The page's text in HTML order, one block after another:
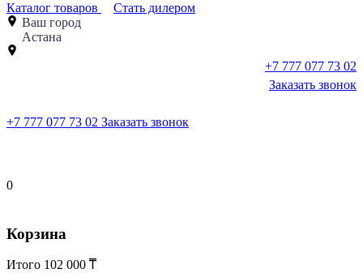
Каталог товаров
Стать дилером
Ваш город
Астана
+7 777 077 73 02
Заказать звонок
+7 777 077 73 02 Заказать звонок
0
Корзина
Итого 102 000